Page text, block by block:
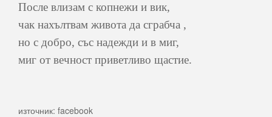
После влизам с копнежи и вик,
чак нахълтвам живота да сграбча ,
но с добро, със надежди и в миг,
миг от вечност приветливо щастие.
източник: facebook